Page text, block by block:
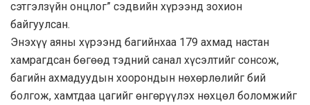
сэтгэлзүйн онцлог” сэдвийн хүрээнд зохион
байгуулсан.
Энэхүү аяны хүрээнд багийнхаа 179 ахмад настан
хамрагдсан бөгөөд тэдний санал хүсэлтийг сонсож,
багийн ахмадуудын хоорондын нөхөрлөлийг бий
болгож, хамтдаа цагийг өнгөрүүлэх нөхцөл боломжийг